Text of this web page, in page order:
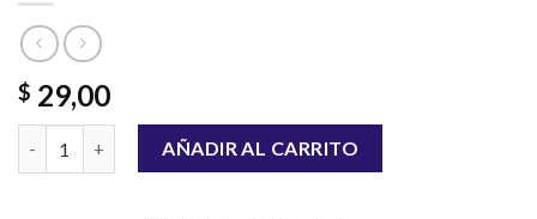
$ 29,00
CODO PIPA DE 1/2" PPL cantidad
AÑADIR AL CARRITO